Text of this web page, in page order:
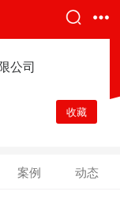
公司
收藏
案例 动态